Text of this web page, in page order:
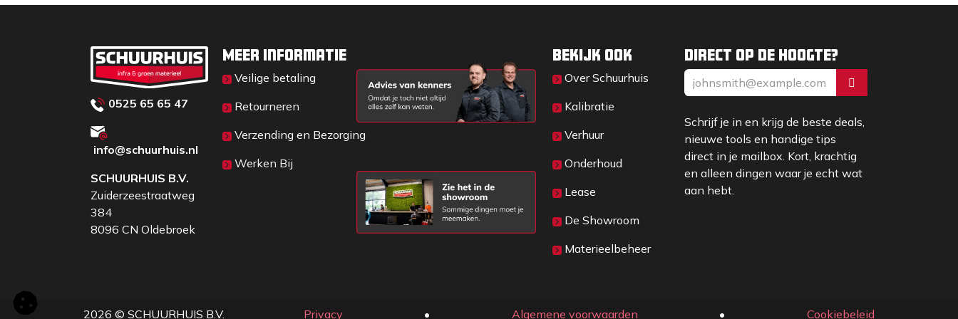
Direct op de hoogte?
Schrijf je in en krijg de beste deals,
nieuwe tools en handige tips
direct in je mailbox. Kort, krachtig
en alleen dingen waar je echt wat
aan hebt.
Bekijk ook
Over Sc​huurhuis
Kalibratie
Verhuur
Onderhoud
Lease
De Showroom
Materieelbeheer
0525 65 65 47
info@schuurhuis.nl
SCHUURHUIS B.V.
Zuiderzeestraatweg
384
8096 CN Oldebroek
Meer informatie
Veilige betaling
Retourneren
Verzending en Bezorging
Werken Bij
2026 © SCHUURHUIS B.V. Privacy ​• ​ Algemene voorwaarden • Cookiebeleid